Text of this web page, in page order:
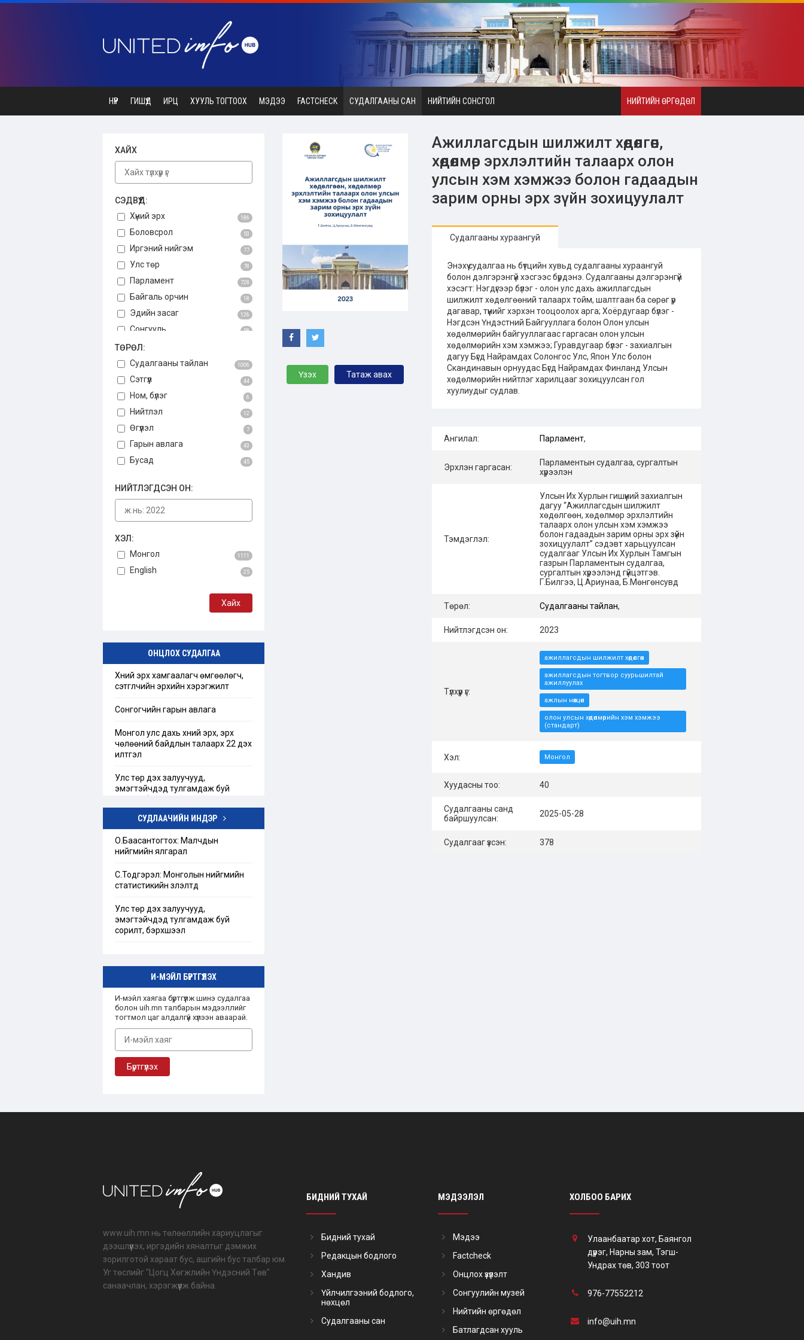
НҮҮР ГИШҮҮД ИРЦ ХУУЛЬ ТОГТООХ МЭДЭЭ FACTCHECK СУДАЛГААНЫ САН НИЙТИЙН СОНСГОЛ НИЙТИЙН ӨРГӨДӨЛ
ХАЙХ
СЭДВҮҮД:
Хүний эрх
186
Боловсрол 53
Иргэний нийгэм 77
Улс төр 78
Парламент 728
Байгаль орчин 18
Эдийн засаг 126
Сонгууль 58
Авлига
Үндсэн хууль 3
Бусад 34
ТӨРӨЛ:
Судалгааны тайлан
1006
Сэтгүүл 44
Ном, бүлэг 6
Нийтлэл 12
Өгүүлэл 7
Гарын авлага 43
Бусад 45
НИЙТЛЭГДСЭН ОН:
ХЭЛ:
Монгол
1111
English 25
ОНЦЛОХ СУДАЛГАА
Хүний эрх хамгаалагч өмгөөлөгч,
сэтгүүлчийн эрхийн хэрэгжилт
Сонгогчийн гарын авлага
Монгол улс дахь хүний эрх, эрх
чөлөөний байдлын талаарх 22 дэх
илтгэл
Улс төр дэх залуучууд,
эмэгтэйчүүдэд тулгамдаж буй
Төрийн бус байгууллагын тухай
хэрэгцээ, шаардлагын тандан
судалгаа
“Ашгийн бус байгууллага”-ын
талаарх Монгол улсын эрх зүйн
СУДЛААЧИЙН ИНДЭР
О.Баасантогтох: Малчдын
нийгмийн ялгарал
С.Тодгэрэл: Монголын нийгмийн
статистикийн үзүүлэлтүүд
Улс төр дэх залуучууд,
эмэгтэйчүүдэд тулгамдаж буй
сорилт, бэрхшээл
И-МЭЙЛ БҮРТГҮҮЛЭХ
И-мэйл хаягаа бүртгүүлж шинэ судалгаа
болон uih.mn талбарын мэдээллийг
тогтмол цаг алдалгүй хүлээн аваарай.
Үзэх Татаж авах
Ажиллагсдын шилжилт хөдөлгөөн,
хөдөлмөр эрхлэлтийн талаарх олон
улсын хэм хэмжээ болон гадаадын
зарим орны эрх зүйн зохицуулалт
Судалгааны хураангуй
Энэхүү судалгаа нь бүтцийн хувьд судалгааны хураангуй
болон дэлгэрэнгүй хэсгээс бүрдэнэ. Судалгааны дэлгэрэнгүй
хэсэгт: Нэгдүгээр бүлэг - олон улс дахь ажиллагсдын
шилжилт хөдөлгөөний талаарх тойм, шалтгаан ба сөрөг үр
дагавар, түүнийг хэрхэн тооцоолох арга; Хоёрдугаар бүлэг -
Нэгдсэн Үндэстний Байгууллага болон Олон улсын
хөдөлмөрийн байгууллагаас гаргасан олон улсын
хөдөлмөрийн хэм хэмжээ; Гуравдугаар бүлэг - захиалгын
дагуу Бүгд Найрамдах Солонгос Улс, Япон Улс болон
Скандинавын орнуудас Бүгд Найрамдах Финланд Улсын
хөдөлмөрийн нийтлэг харилцааг зохицуулсан гол
хуулиудыг судлав.
Ангилал: Парламент,
Эрхлэн гаргасан:
Парламентын судалгаа, сургалтын
хүрээлэн
Тэмдэглэл:
Улсын Их Хурлын гишүүний захиалгын
дагуу “Ажиллагсдын шилжилт
хөдөлгөөн, хөдөлмөр эрхлэлтийн
талаарх олон улсын хэм хэмжээ
болон гадаадын зарим орны эрх зүйн
зохицуулалт” сэдэвт харьцуулсан
судалгааг Улсын Их Хурлын Тамгын
газрын Парламентын судалгаа,
сургалтын хүрээлэнд гүйцэтгэв.
Г.Билгээ, Ц.Ариунаа, Б.Мөнгөнсувд
Төрөл: Судалгааны тайлан,
Нийтлэгдсэн он: 2023
Түлхүүр үг:
ажиллагсдын шилжилт хөдөлгөөн
ажиллагсдын тогтвор суурьшилтай
ажиллуулах
ажлын нөхцөл
олон улсын хөдөлмөрийн хэм хэмжээ
(стандарт)
Хэл: Монгол
Хуудасны тоо: 40
Судалгааны санд
байршуулсан:
2025-05-28
Судалгааг үзсэн: 378
www.uih.mn нь төлөөллийн хариуцлагыг
дээшлүүлэх, иргэдийн хяналтыг дэмжих
зорилготой хараат бус, ашгийн бус талбар юм.
Уг төслийг "Цогц Хөгжлийн Үндэсний Төв"
санаачлан, хэрэгжүүлж байна.
БИДНИЙ ТУХАЙ
Бидний тухай
Редакцын бодлого
Хандив
Үйлчилгээний бодлого,
нөхцөл
Судалгааны сан
МЭДЭЭЛЭЛ
Мэдээ
Factcheck
Онцлох үзүүлэлт
Сонгуулийн музей
Нийтийн өргөдөл
Батлагдсан хууль
ХОЛБОО БАРИХ
Улаанбаатар хот, Баянгол
дүүрэг, Нарны зам, Тэгш-
Ундрах төв, 303 тоот
976-77552212
info@uih.mn